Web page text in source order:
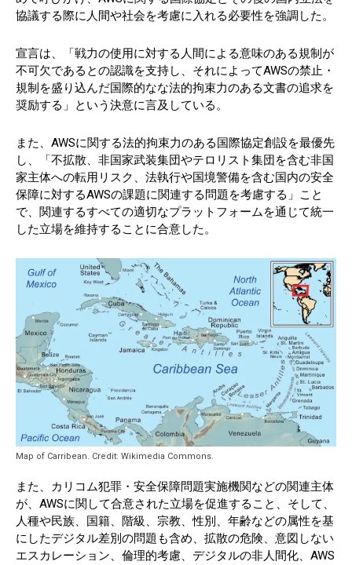
協議する際に人間や社会を考慮に入れる必要性を強調した。
宣言は、「戦力の使用に対する人間による意味のある規制が
不可欠であるとの認識を支持し、それによってAWSの禁止・
規制を盛り込んだ国際的なな法的拘束力のある文書の追求を
奨励する」という決意に言及している。
また、AWSに関する法的拘束力のある国際協定創設を最優先
し、「不拡散、非国家武装集団やテロリスト集団を含む非国
家主体への転用リスク、法執行や国境警備を含む国内の安全
保障に対するAWSの課題に関連する問題を考慮する」こと
で、関連するすべての適切なプラットフォームを通じて統一
した立場を維持することに合意した。
Map of Carribean. Credit: Wikimedia Commons.
また、カリコム犯罪・安全保障問題実施機関などの関連主体
が、AWSに関して合意された立場を促進すること、そして、
人種や民族、国籍、階級、宗教、性別、年齢などの属性を基
にしたデジタル差別の問題も含め、拡散の危険、意図しない
エスカレーション、倫理的考慮、デジタルの非人間化、AWS